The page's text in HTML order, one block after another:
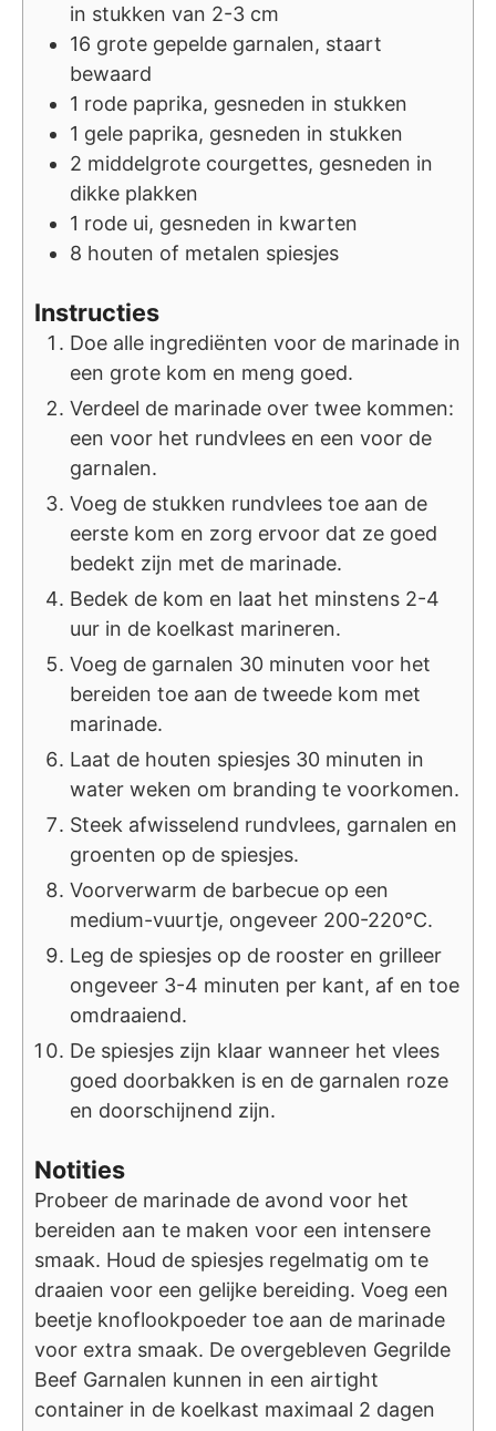
in stukken van 2-3 cm
16 grote gepelde garnalen, staart
bewaard
1 rode paprika, gesneden in stukken
1 gele paprika, gesneden in stukken
2 middelgrote courgettes, gesneden in
dikke plakken
1 rode ui, gesneden in kwarten
8 houten of metalen spiesjes
Instructies
Doe alle ingrediënten voor de marinade in
een grote kom en meng goed.
Verdeel de marinade over twee kommen:
een voor het rundvlees en een voor de
garnalen.
Voeg de stukken rundvlees toe aan de
eerste kom en zorg ervoor dat ze goed
bedekt zijn met de marinade.
Bedek de kom en laat het minstens 2-4
uur in de koelkast marineren.
Voeg de garnalen 30 minuten voor het
bereiden toe aan de tweede kom met
marinade.
Laat de houten spiesjes 30 minuten in
water weken om branding te voorkomen.
Steek afwisselend rundvlees, garnalen en
groenten op de spiesjes.
Voorverwarm de barbecue op een
medium-vuurtje, ongeveer 200-220°C.
Leg de spiesjes op de rooster en grilleer
ongeveer 3-4 minuten per kant, af en toe
omdraaiend.
De spiesjes zijn klaar wanneer het vlees
goed doorbakken is en de garnalen roze
en doorschijnend zijn.
Notities
Probeer de marinade de avond voor het
bereiden aan te maken voor een intensere
smaak. Houd de spiesjes regelmatig om te
draaien voor een gelijke bereiding. Voeg een
beetje knoflookpoeder toe aan de marinade
voor extra smaak. De overgebleven Gegrilde
Beef Garnalen kunnen in een airtight
container in de koelkast maximaal 2 dagen